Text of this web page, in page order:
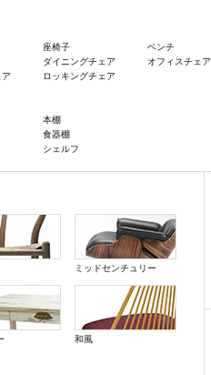
座椅子
ダイニングチェア
ロッキングチェア
ベンチ
オフィスチェア
本棚
食器棚
シェルフ
ミッドセンチュリー
和風